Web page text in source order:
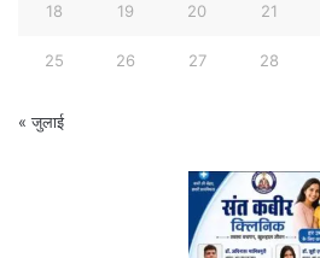
18 19 20 21
25 26 27 28
« जुलाई